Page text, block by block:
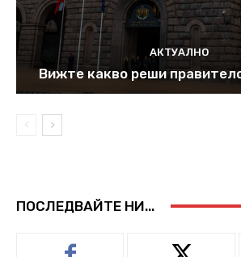
АКТУАЛНО
Вижте какво реши
ПОСЛЕДВАЙТЕ НИ...